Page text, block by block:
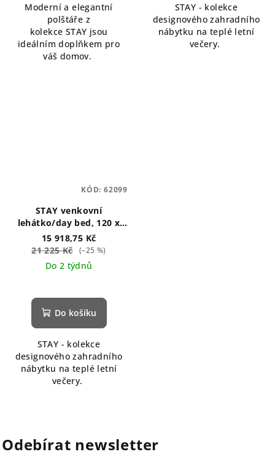
Moderní a elegantní
polštáře z
kolekce STAY jsou
ideálním doplňkem pro
váš domov.
STAY - kolekce
designového zahradního
nábytku na teplé letní
večery.
STAY venkovní
lehátko/day bed, 120 x
190 cm hnědé
15 918,75 Kč
21 225 Kč (–25 %)
Do 2 týdnů
hodnocení
produktu
z
5
hvězdiček.
Do košíku
STAY - kolekce
designového zahradního
nábytku na teplé letní
večery.
KÓD: 62099
Odebírat newsletter